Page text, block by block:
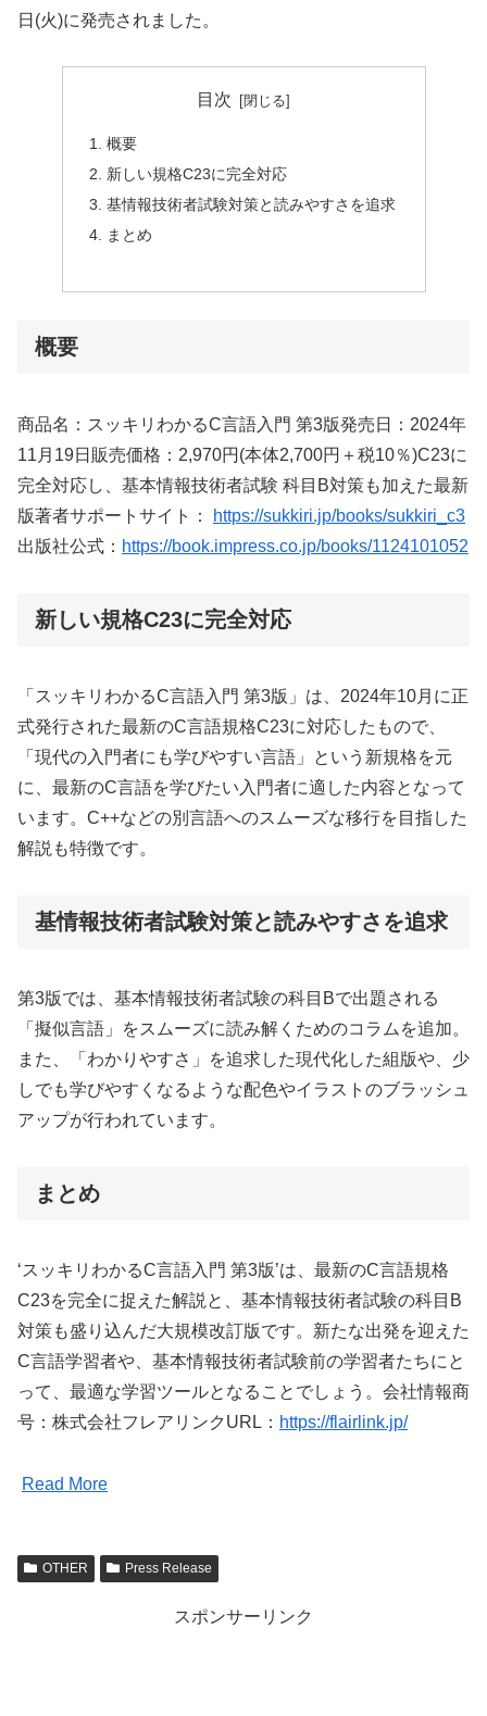
日(火)に発売されました。
目次
概要
新しい規格C23に完全対応
基情報技術者試験対策と読みやすさを追求
まとめ
概要
商品名：スッキリわかるC言語入門 第3版発売日：2024年
11月19日販売価格：2,970円(本体2,700円＋税10％)C23に
完全対応し、基本情報技術者試験 科目B対策も加えた最新
版著者サポートサイト：
https://sukkiri.jp/books/sukkiri_c3
出版社公式： https://book.impress.co.jp/books/1124101052
新しい規格C23に完全対応
「スッキリわかるC言語入門 第3版」は、2024年10月に正
式発行された最新のC言語規格C23に対応したもので、
「現代の入門者にも学びやすい言語」という新規格を元
に、最新のC言語を学びたい入門者に適した内容となって
います。C++などの別言語へのスムーズな移行を目指した
解説も特徴です。
基情報技術者試験対策と読みやすさを追求
第3版では、基本情報技術者試験の科目Bで出題される
「擬似言語」をスムーズに読み解くためのコラムを追加。
また、「わかりやすさ」を追求した現代化した組版や、少
しでも学びやすくなるような配色やイラストのブラッシュ
アップが行われています。
まとめ
‘スッキリわかるC言語入門 第3版’は、最新のC言語規格
C23を完全に捉えた解説と、基本情報技術者試験の科目B
対策も盛り込んだ大規模改訂版です。新たな出発を迎えた
C言語学習者や、基本情報技術者試験前の学習者たちにと
って、最適な学習ツールとなることでしょう。会社情報商
号：株式会社フレアリンクURL： https://flairlink.jp/
Read More
OTHER Press Release
スポンサーリンク